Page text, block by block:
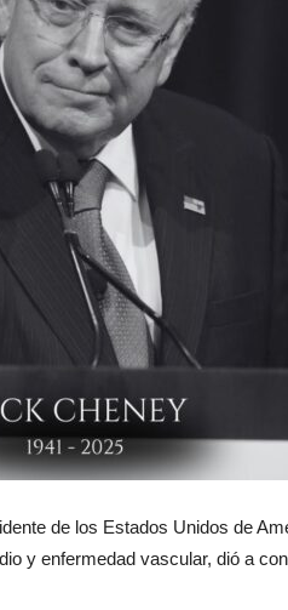
de los Estados Unidos de
y enfermedad vascular, dió a